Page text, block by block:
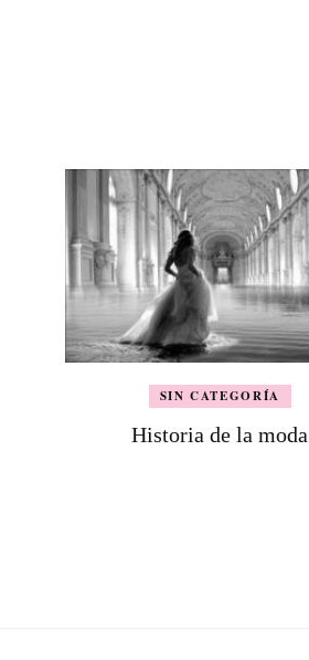
SIN CATEGORÍA
Historia de la moda